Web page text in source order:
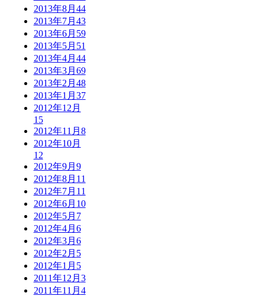
2013年8月 44
2013年7月 43
2013年6月 59
2013年5月 51
2013年4月 44
2013年3月 69
2013年2月 48
2013年1月 37
2012年12月
15
2012年11月 8
2012年10月
12
2012年9月 9
2012年8月 11
2012年7月 11
2012年6月 10
2012年5月 7
2012年4月 6
2012年3月 6
2012年2月 5
2012年1月 5
2011年12月 3
2011年11月 4